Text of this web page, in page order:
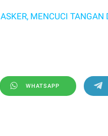
TANGAN DAN
WHATSAPP